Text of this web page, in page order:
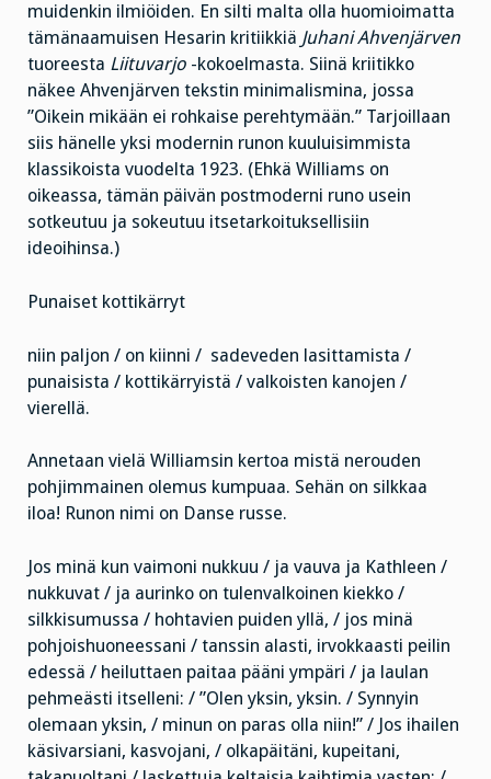
muidenkin ilmiöiden. En silti malta olla huomioimatta
tämänaamuisen Hesarin kritiikkiä Juhani Ahvenjärven
tuoreesta Liituvarjo -kokoelmasta. Siinä kriitikko
näkee Ahvenjärven tekstin minimalismina, jossa
”Oikein mikään ei rohkaise perehtymään.” Tarjoillaan
siis hänelle yksi modernin runon kuuluisimmista
klassikoista vuodelta 1923. (Ehkä Williams on
oikeassa, tämän päivän postmoderni runo usein
sotkeutuu ja sokeutuu itsetarkoituksellisiin
ideoihinsa.)
Punaiset kottikärryt
niin paljon / on kiinni / sadeveden lasittamista /
punaisista / kottikärryistä / valkoisten kanojen /
vierellä.
Annetaan vielä Williamsin kertoa mistä nerouden
pohjimmainen olemus kumpuaa. Sehän on silkkaa
iloa! Runon nimi on Danse russe.
Jos minä kun vaimoni nukkuu / ja vauva ja Kathleen /
nukkuvat / ja aurinko on tulenvalkoinen kiekko /
silkkisumussa / hohtavien puiden yllä, / jos minä
pohjoishuoneessani / tanssin alasti, irvokkaasti peilin
edessä / heiluttaen paitaa pääni ympäri / ja laulan
pehmeästi itselleni: / ”Olen yksin, yksin. / Synnyin
olemaan yksin, / minun on paras olla niin!” / Jos ihailen
käsivarsiani, kasvojani, / olkapäitäni, kupeitani,